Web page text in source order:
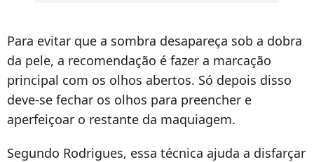
Para evitar que a sombra desapareça sob a dobra
da pele, a recomendação é fazer a marcação
principal com os olhos abertos. Só depois disso
deve-se fechar os olhos para preencher e
aperfeiçoar o restante da maquiagem.
Segundo Rodrigues, essa técnica ajuda a disfarçar